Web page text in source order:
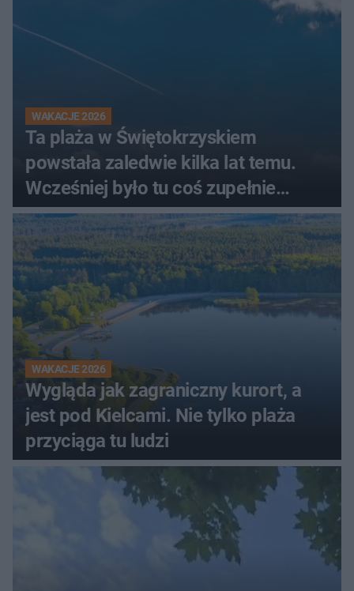
WAKACJE 2026
Ta plaża w Świętokrzyskiem
powstała zaledwie kilka lat temu.
Wcześniej było tu coś zupełnie
innego
WAKACJE 2026
Wygląda jak zagraniczny kurort, a
jest pod Kielcami. Nie tylko plaża
przyciąga tu ludzi